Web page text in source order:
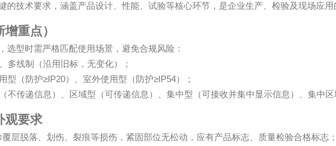
的技术要求，涵盖产品设计、性能、试验等核心环节，是企业生产、检验及现场应用
重点）
选型时需严格匹配使用场景，避免合规风险：
多线制（沿用旧标，无变化）；
型（防护≥IP20）、室外使用型（防护≥IP54）；
不传递信息）、区域型（可传递信息）、集中型（可接收并集中显示信息）、集中区
观要求
层脱落、划伤、裂痕等损伤，紧固部位无松动，应有产品标志、质量检验合格标志；